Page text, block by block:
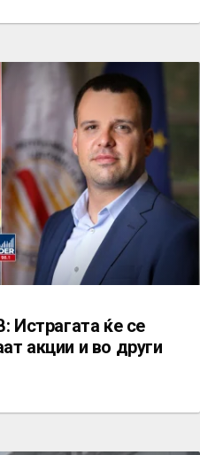
ќе се
акции и во други